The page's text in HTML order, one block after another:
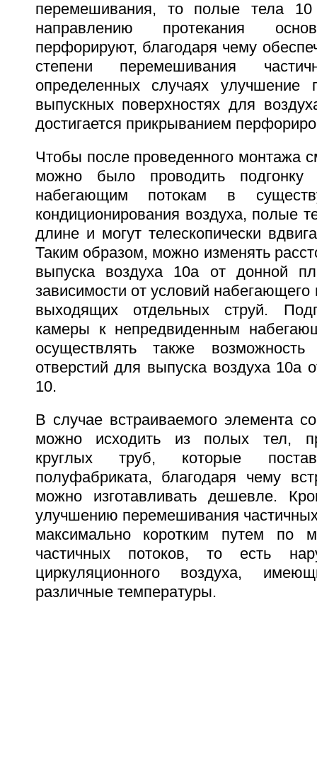
перемешивания, то полые тела
направлению протекания
перфорируют, благодаря чему
степени перемешивания
определенных случаях улучшение
выпускных поверхностях для
достигается прикрыванием
Чтобы после проведенного монтажа
можно было проводить подгонку
набегающим потокам в
кондиционирования воздуха, полые
длине и могут телескопически
Таким образом, можно изменять
выпуска воздуха 10а от донной
зависимости от условий набегающего
выходящих отдельных струй.
камеры к непредвиденным
осуществлять также
отверстий для выпуска воздуха 10а
10.
В случае встраиваемого элемента
можно исходить из полых тел,
круглых труб, которые
полуфабриката, благодаря чему
можно изготавливать дешевле.
улучшению перемешивания
максимально коротким путем по
частичных потоков, то есть
циркуляционного воздуха,
различные температуры.